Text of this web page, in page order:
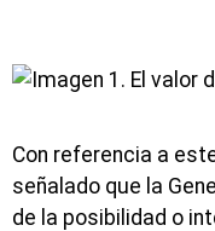
Con referencia a
señalado que la
de la posibilidad o